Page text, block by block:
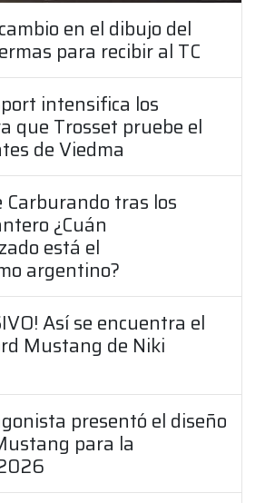
en el dibujo del
para recibir al TC
intensifica los
que Trosset pruebe el
de Viedma
Carburando tras los
¿Cuán
está el
argentino?
Así se encuentra el
Mustang de Niki
presentó el diseño
para la